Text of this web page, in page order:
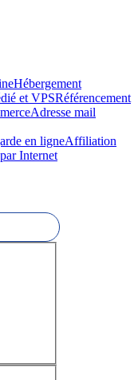
Hébergement
et VPSRéférencement
Adresse mail
en ligneAffiliation
Internet